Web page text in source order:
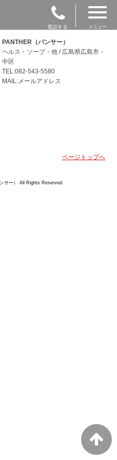
電話する メニュー
PANTHER（パンサー）
ヘルス・ソープ・他 / 広島県広島市・
中区
TEL:082-543-5580
MAIL:メールアドレス
ページトップへ
サー） All Rights Reserved.